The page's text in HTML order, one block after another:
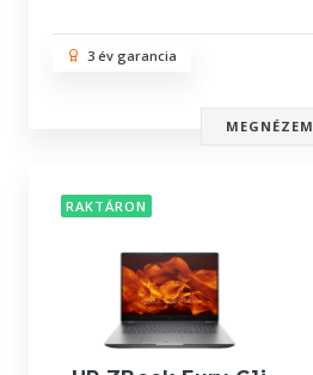
3 év garancia
MEGNÉZEM
RAKTÁRON